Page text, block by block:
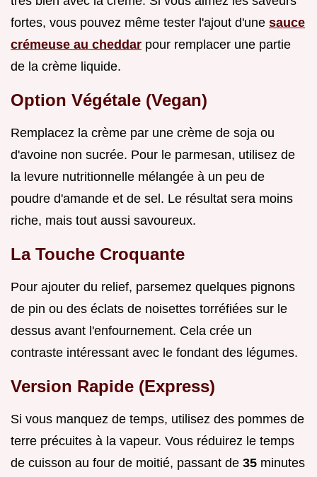
fortes, vous pouvez même tester l'ajout d'une sauce
crémeuse au cheddar pour remplacer une partie
de la crème liquide.
Option Végétale (Vegan)
Remplacez la crème par une crème de soja ou
d'avoine non sucrée. Pour le parmesan, utilisez de
la levure nutritionnelle mélangée à un peu de
poudre d'amande et de sel. Le résultat sera moins
riche, mais tout aussi savoureux.
La Touche Croquante
Pour ajouter du relief, parsemez quelques pignons
de pin ou des éclats de noisettes torréfiées sur le
dessus avant l'enfournement. Cela crée un
contraste intéressant avec le fondant des légumes.
Version Rapide (Express)
Si vous manquez de temps, utilisez des pommes de
terre précuites à la vapeur. Vous réduirez le temps
de cuisson au four de moitié, passant de 35 minutes